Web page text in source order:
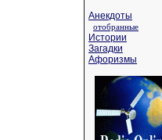
Анекдоты
отобранные
Истории
Загадки
Афоризмы